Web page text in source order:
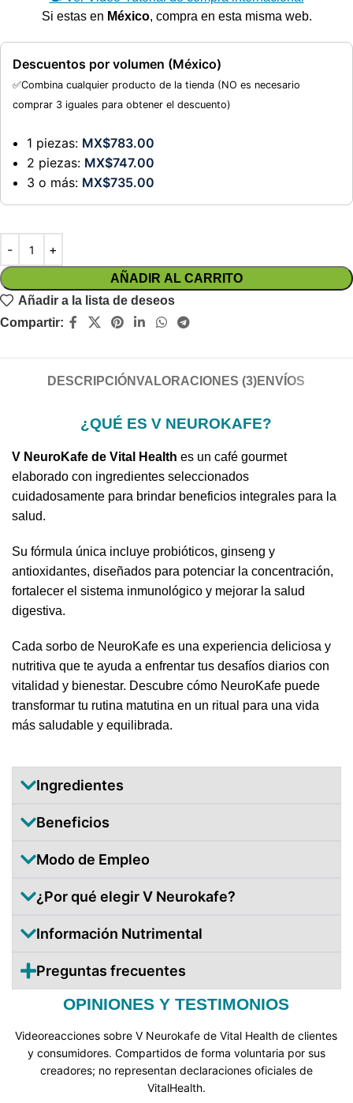
Si estas en México, compra en esta misma web.
Descuentos por volumen (México)
✅Combina cualquier producto de la tienda (NO es necesario
comprar 3 iguales para obtener el descuento)
1 piezas: MX$783.00
2 piezas: MX$747.00
3 o más: MX$735.00
AÑADIR AL CARRITO
Añadir a la lista de deseos
Compartir:
DESCRIPCIÓNVALORACIONES (3)ENVÍOS
¿QUÉ ES V NEUROKAFE?
V NeuroKafe de Vital Health es un café gourmet
elaborado con ingredientes seleccionados
cuidadosamente para brindar beneficios integrales para la
salud.
Su fórmula única incluye probióticos, ginseng y
antioxidantes, diseñados para potenciar la concentración,
fortalecer el sistema inmunológico y mejorar la salud
digestiva.
Cada sorbo de NeuroKafe es una experiencia deliciosa y
nutritiva que te ayuda a enfrentar tus desafíos diarios con
vitalidad y bienestar. Descubre cómo NeuroKafe puede
transformar tu rutina matutina en un ritual para una vida
más saludable y equilibrada.
Ingredientes
Beneficios
Modo de Empleo
¿Por qué elegir V Neurokafe?
Información Nutrimental
Preguntas frecuentes
OPINIONES Y TESTIMONIOS
Videoreacciones sobre V Neurokafe de Vital Health de clientes
y consumidores. Compartidos de forma voluntaria por sus
creadores; no representan declaraciones oficiales de
VitalHealth.